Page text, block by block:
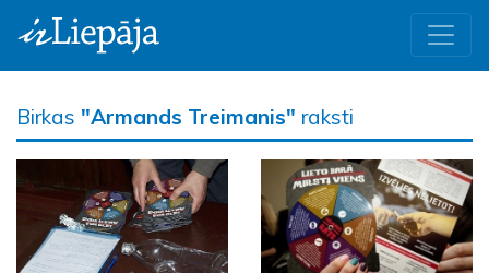
Birkas "Armands Treimanis" raksti